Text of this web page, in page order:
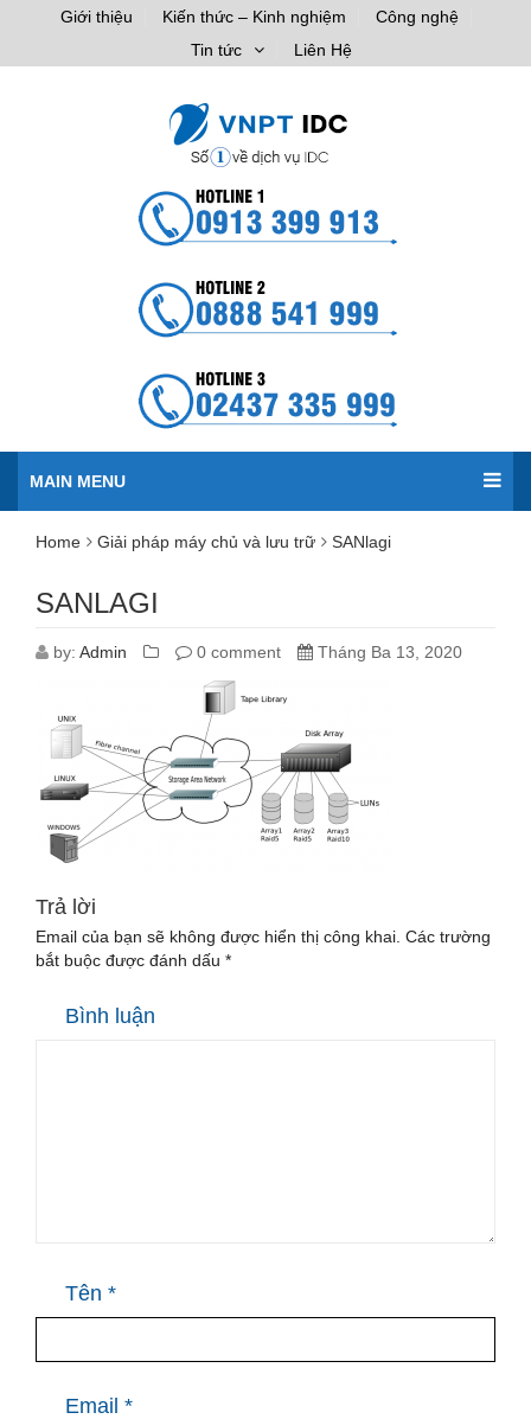
Giới thiệu Kiến thức – Kinh nghiệm
Công nghệ
Tin tức
Liên Hệ
MAIN MENU
Home Giải pháp máy chủ và lưu trữ SANlagi
SANLAGI
by: Admin 0 comment Tháng Ba 13, 2020
Trả lời
Email của bạn sẽ không được hiển thị công khai. Các trường
bắt buộc được đánh dấu *
Bình luận
Tên *
Email *